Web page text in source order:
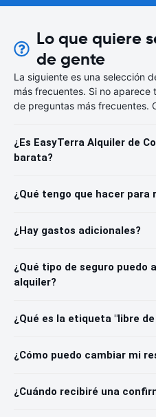
Lo que quiere
de gente
La siguiente es una selección
más frecuentes. Si no
de preguntas más frecuentes.
¿Es EasyTerra Alquiler de
barata?
¿Qué tengo que hacer para
¿Hay gastos adicionales?
¿Qué tipo de seguro puedo
alquiler?
¿Qué es la etiqueta "libre
¿Cómo puedo cambiar mi
¿Cuándo recibiré una